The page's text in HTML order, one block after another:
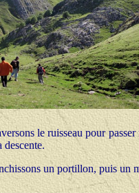
le ruisseau pour
descente.
un portillon, puis un